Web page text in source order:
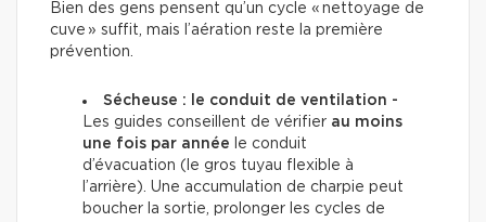
Bien des gens pensent qu’un cycle « nettoyage de
cuve » suffit, mais l’aération reste la première
prévention.
Sécheuse : le conduit de ventilation -
Les guides conseillent de vérifier au moins
une fois par année le conduit
d’évacuation (le gros tuyau flexible à
l’arrière). Une accumulation de charpie peut
boucher la sortie, prolonger les cycles de